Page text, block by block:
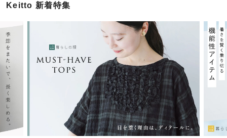
Keitto 新着特集